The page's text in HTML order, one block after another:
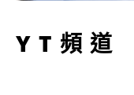
YT頻道